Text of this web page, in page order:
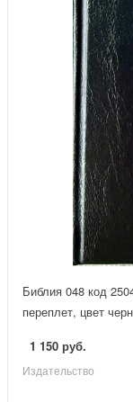
Библия 048 код
переплет, цвет
1 150 руб.
Издательство